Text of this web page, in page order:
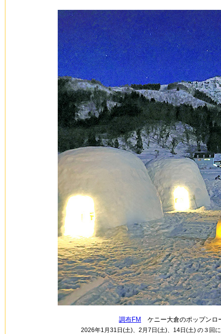
調布FM ケニー大倉のポップンロ
2026年1月31日(土)、2月7日(土)、14日(土) の３回